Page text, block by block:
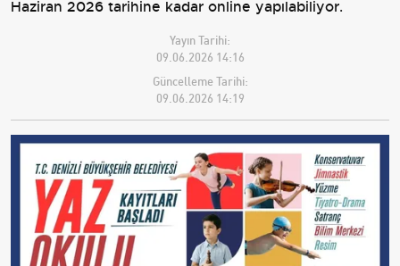
Haziran 2026 tarihine kadar online yapılabiliyor.
Yayın Tarihi:
09.06.2026 14:16
Güncelleme Tarihi:
09.06.2026 14:19